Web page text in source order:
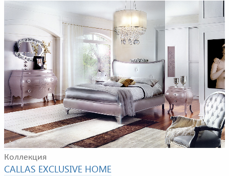
Композиция для спальной комнаты. в композицию
входят: кровать, прикроватная тумбочка, комод, шкаф,
кресло, зеркало.
Фабрика
BBELLE
Коллекция
CALLAS EXCLUSIVE HOME